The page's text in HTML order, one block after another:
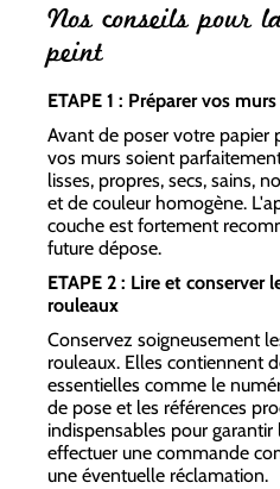
Nos conseils pour
peint
ETAPE 1 : Préparer vos murs
Avant de poser votre papier
vos murs soient
lisses, propres, secs, sains,
et de couleur homogène.
couche est fortement
future dépose.
ETAPE 2 : Lire et conserver
rouleaux
Conservez soigneusement
rouleaux. Elles contiennent
essentielles comme le
de pose et les références
indispensables pour garantir
effectuer une commande
une éventuelle réclamation.